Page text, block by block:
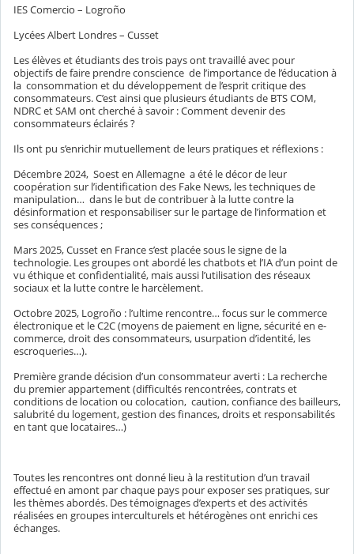
IES Comercio – Logroño
Lycées Albert Londres – Cusset
Les élèves et étudiants des trois pays ont travaillé avec pour
objectifs de faire prendre conscience de l’importance de l’éducation à
la consommation et du développement de l’esprit critique des
consommateurs. C’est ainsi que plusieurs étudiants de BTS COM,
NDRC et SAM ont cherché à savoir : Comment devenir des
consommateurs éclairés ?
Ils ont pu s’enrichir mutuellement de leurs pratiques et réflexions :
Décembre 2024, Soest en Allemagne a été le décor de leur
coopération sur l’identification des Fake News, les techniques de
manipulation… dans le but de contribuer à la lutte contre la
désinformation et responsabiliser sur le partage de l’information et
ses conséquences ;
Mars 2025, Cusset en France s’est placée sous le signe de la
technologie. Les groupes ont abordé les chatbots et l’IA d’un point de
vu éthique et confidentialité, mais aussi l’utilisation des réseaux
sociaux et la lutte contre le harcèlement.
Octobre 2025, Logroño : l’ultime rencontre… focus sur le commerce
électronique et le C2C (moyens de paiement en ligne, sécurité en e-
commerce, droit des consommateurs, usurpation d’identité, les
escroqueries…).
Première grande décision d’un consommateur averti : La recherche
du premier appartement (difficultés rencontrées, contrats et
conditions de location ou colocation, caution, confiance des bailleurs,
salubrité du logement, gestion des finances, droits et responsabilités
en tant que locataires…)
Toutes les rencontres ont donné lieu à la restitution d’un travail
effectué en amont par chaque pays pour exposer ses pratiques, sur
les thèmes abordés. Des témoignages d’experts et des activités
réalisées en groupes interculturels et hétérogènes ont enrichi ces
échanges.